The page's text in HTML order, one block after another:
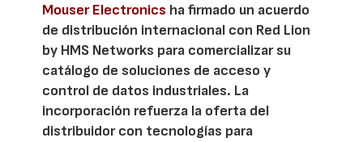
Mouser Electronics ha firmado un acuerdo
de distribución internacional con Red Lion
by HMS Networks para comercializar su
catálogo de soluciones de acceso y
control de datos industriales. La
incorporación refuerza la oferta del
distribuidor con tecnologías para